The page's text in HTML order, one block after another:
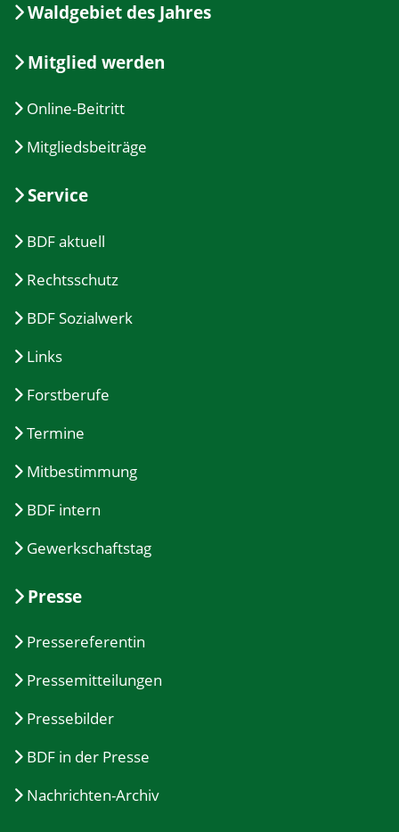
Waldgebiet des Jahres
Mitglied werden
Online-Beitritt
Mitgliedsbeiträge
Service
BDF aktuell
Rechtsschutz
BDF Sozialwerk
Links
Forstberufe
Termine
Mitbestimmung
BDF intern
Gewerkschaftstag
Presse
Pressereferentin
Pressemitteilungen
Pressebilder
BDF in der Presse
Nachrichten-Archiv